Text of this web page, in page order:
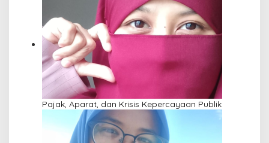
Pajak, Aparat, dan Krisis Kepercayaan Publik